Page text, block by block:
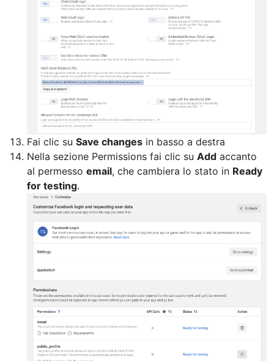
Fai clic su Save changes in basso a destra
Nella sezione Permissions fai clic su Add accanto
al permesso email, che cambiera lo stato in Ready
for testing.